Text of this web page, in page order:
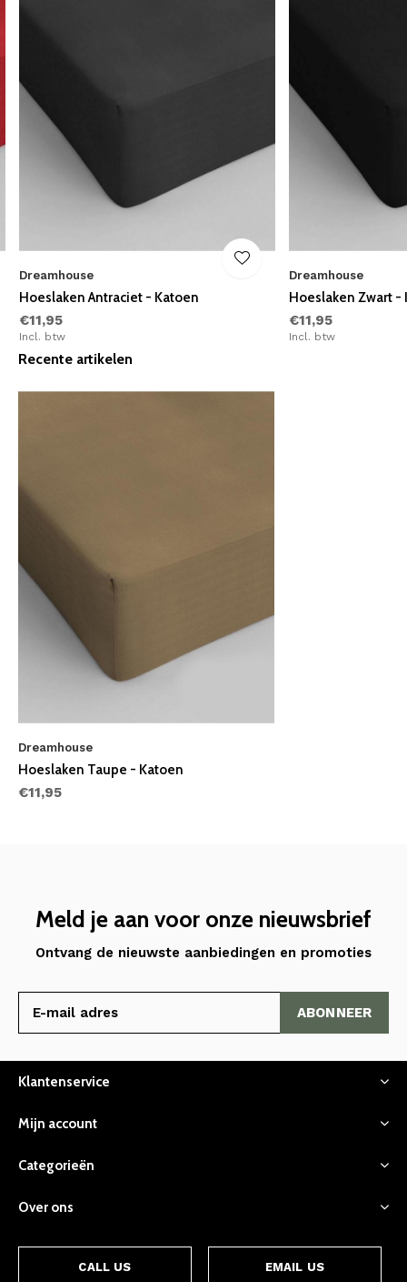
Dreamhouse
Hoeslaken Antraciet - Katoen
€11,95
Incl. btw
Dreamhouse
Hoeslaken Zwart -
€11,95
Incl. btw
Recente artikelen
Dreamhouse
Hoeslaken Taupe - Katoen
€11,95
Meld je aan voor onze nieuwsbrief
Ontvang de nieuwste aanbiedingen en promoties
ABONNEER
Klantenservice
Mijn account
Categorieën
Over ons
CALL US EMAIL US